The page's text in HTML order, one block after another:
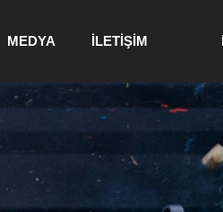
MEDYA İLETİŞİM